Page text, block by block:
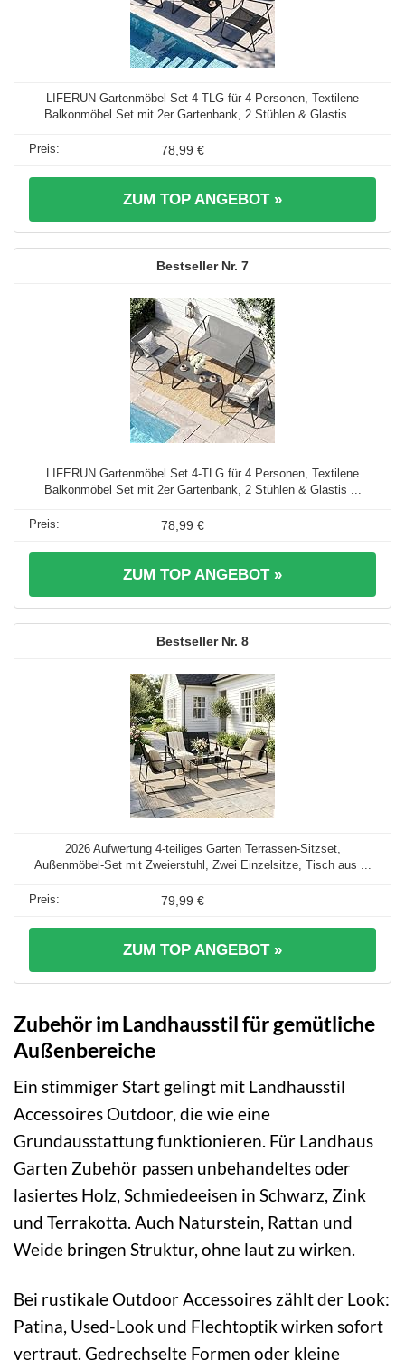
LIFERUN Gartenmöbel Set 4-TLG für 4 Personen, Textilene
Balkonmöbel Set mit 2er Gartenbank, 2 Stühlen & Glastis ...
78,99 €
ZUM TOP ANGEBOT »
7
LIFERUN Gartenmöbel Set 4-TLG für 4 Personen, Textilene
Balkonmöbel Set mit 2er Gartenbank, 2 Stühlen & Glastis ...
78,99 €
ZUM TOP ANGEBOT »
8
2026 Aufwertung 4-teiliges Garten Terrassen-Sitzset,
Außenmöbel-Set mit Zweierstuhl, Zwei Einzelsitze, Tisch aus ...
79,99 €
ZUM TOP ANGEBOT »
Zubehör im Landhausstil für gemütliche
Außenbereiche
Ein stimmiger Start gelingt mit Landhausstil
Accessoires Outdoor, die wie eine
Grundausstattung funktionieren. Für Landhaus
Garten Zubehör passen unbehandeltes oder
lasiertes Holz, Schmiedeeisen in Schwarz, Zink
und Terrakotta. Auch Naturstein, Rattan und
Weide bringen Struktur, ohne laut zu wirken.
Bei rustikale Outdoor Accessoires zählt der Look:
Patina, Used-Look und Flechtoptik wirken sofort
vertraut. Gedrechselte Formen oder kleine